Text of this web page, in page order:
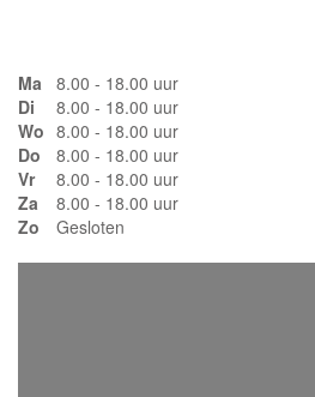
Ma
8.00 - 18.00 uur
Di
8.00 - 18.00 uur
Wo 8.00 - 18.00 uur
Do
8.00 - 18.00 uur
Vr
8.00 - 18.00 uur
Za
8.00 - 18.00 uur
Zo
Gesloten